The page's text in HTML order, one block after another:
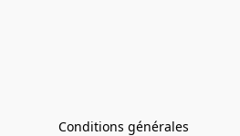
Conditions générales